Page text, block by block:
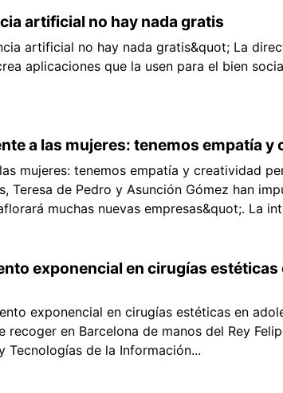
artificial no hay nada gratis
artificial no hay nada gratis&quot; La
aplicaciones que la usen para el bien
a las mujeres: tenemos empatía
mujeres: tenemos empatía y creatividad
Teresa de Pedro y Asunción Gómez han
muchas nuevas empresas&quot;. La
exponencial en cirugías
exponencial en cirugías estéticas en
en Barcelona de manos del Rey
Tecnologías de la Información...